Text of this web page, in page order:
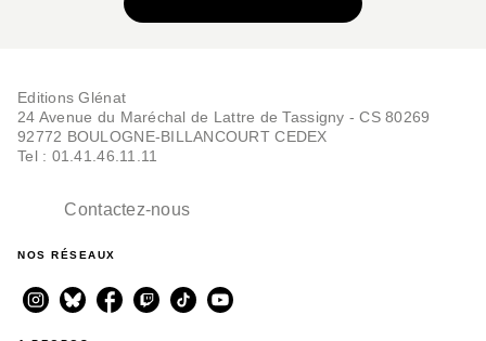
Editions Glénat
24 Avenue du Maréchal de Lattre de Tassigny - CS 80269
92772 BOULOGNE-BILLANCOURT CEDEX
Tel : 01.41.46.11.11
Contactez-nous
NOS RÉSEAUX